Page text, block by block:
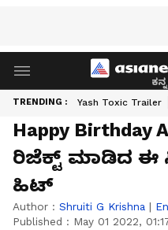
TRENDING : Yash Toxic Trailer
Happy Birthday
ರಿಜೆಕ್ಟ್ ಮಾಡಿದ ಈ
ಹಿಟ್
Author : Shruiti G Krishna |
Published : May 01 2022,